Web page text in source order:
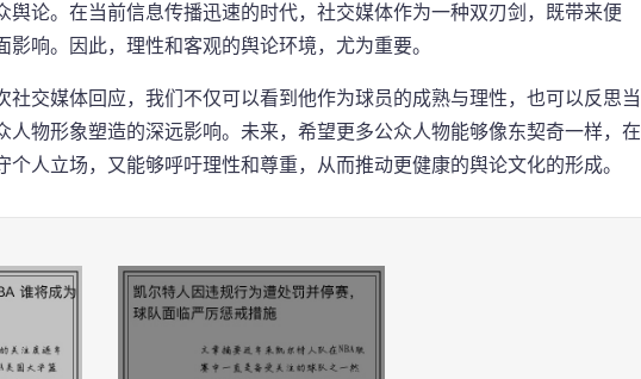
舆论。在当前信息传播迅速的时代，社交媒体作为一种双刃剑，既带来便
影响。因此，理性和客观的舆论环境，尤为重要。
社交媒体回应，我们不仅可以看到他作为球员的成熟与理性，也可以反思当
人物形象塑造的深远影响。未来，希望更多公众人物能够像东契奇一样，在
个人立场，又能够呼吁理性和尊重，从而推动更健康的舆论文化的形成。